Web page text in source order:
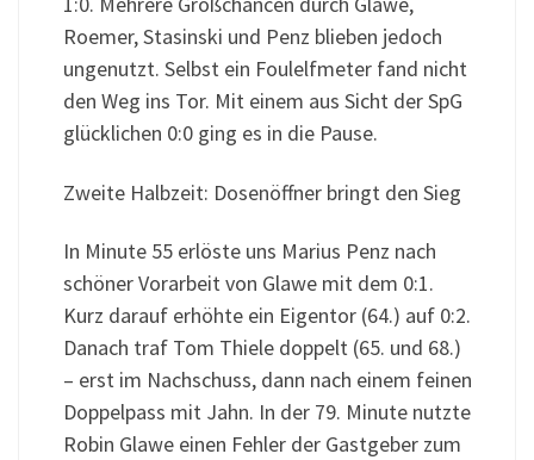
Roemer, Stasinski und Penz blieben jedoch
ungenutzt. Selbst ein Foulelfmeter fand nicht
den Weg ins Tor. Mit einem aus Sicht der SpG
glücklichen 0:0 ging es in die Pause.
Zweite Halbzeit: Dosenöffner bringt den Sieg
In Minute 55 erlöste uns Marius Penz nach
schöner Vorarbeit von Glawe mit dem 0:1.
Kurz darauf erhöhte ein Eigentor (64.) auf 0:2.
Danach traf Tom Thiele doppelt (65. und 68.)
– erst im Nachschuss, dann nach einem feinen
Doppelpass mit Jahn. In der 79. Minute nutzte
Robin Glawe einen Fehler der Gastgeber zum